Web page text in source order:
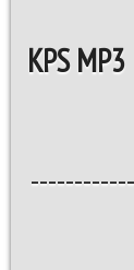
KPS MP3